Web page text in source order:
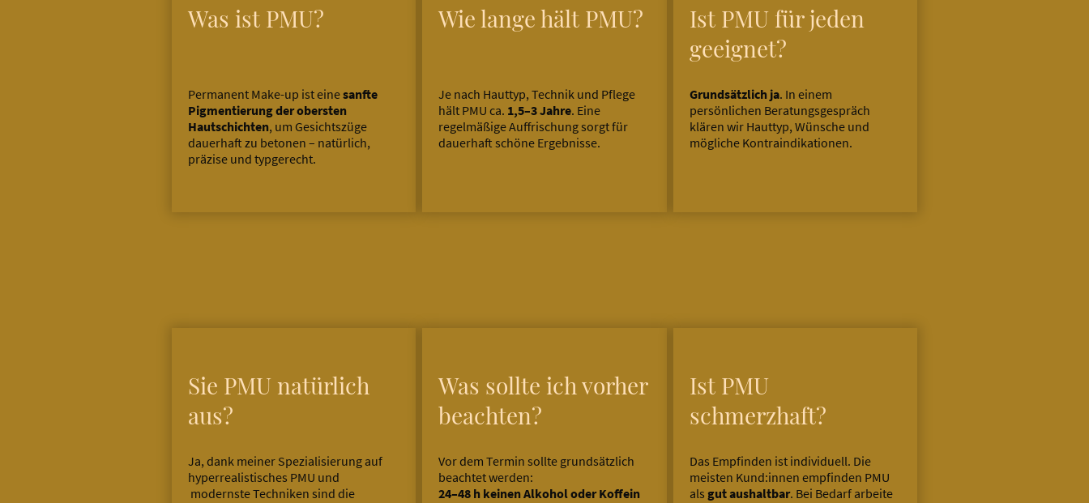
Was ist PMU?
Permanent Make-up ist einesanfte
Pigmentierung der obersten
Hautschichten, um Gesichtszüge
dauerhaft zu betonen – natürlich,
präzise und typgerecht.
Wie lange hält PMU?
Je nach Hauttyp, Technik und Pflege
hält PMU ca. 1,5–3 Jahre. Eine
regelmäßige Auffrischung sorgt für
dauerhaft schöne Ergebnisse.
Ist PMU für jeden
geeignet?
Grundsätzlich ja. In einem
persönlichen Beratungsgespräch
klären wir Hauttyp, Wünsche und
mögliche Kontraindikationen.
Sie PMU natürlich
aus?
Ja, dank meiner Spezialisierung auf
hyperrealistisches PMU und
modernste Techniken sind die
Was sollte ich vorher
beachten?
Vor dem Termin sollte grundsätzlich
beachtet werden:
24–48 h keinen Alkohol oder Koffein
Ist PMU
schmerzhaft?
Das Empfinden ist individuell. Die
meisten Kund:innen empfinden PMU
als gut aushaltbar. Bei Bedarf arbeite